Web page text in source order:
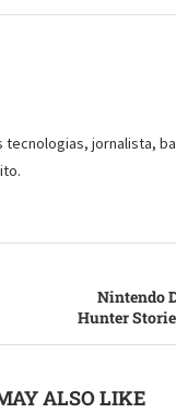
tecnologias, jornalista,
Nintendo
Hunter
ALSO LIKE